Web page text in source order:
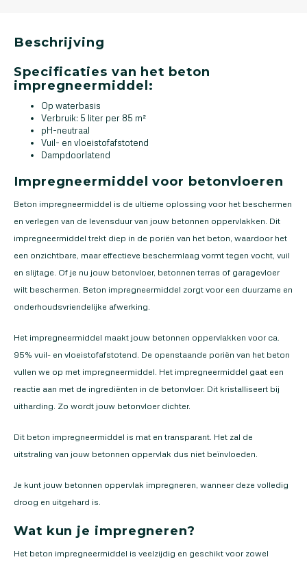
Beschrijving
Specificaties van het beton
impregneermiddel:
Op waterbasis
Verbruik: 5 liter per 85 m²
pH-neutraal
Vuil- en vloeistofafstotend
Dampdoorlatend
Impregneermiddel voor betonvloeren
Beton impregneermiddel is de ultieme oplossing voor het beschermen
en verlegen van de levensduur van jouw betonnen oppervlakken. Dit
impregneermiddel trekt diep in de poriën van het beton, waardoor het
een onzichtbare, maar effectieve beschermlaag vormt tegen vocht, vuil
en slijtage. Of je nu jouw betonvloer, betonnen terras of garagevloer
wilt beschermen. Beton impregneermiddel zorgt voor een duurzame en
onderhoudsvriendelijke afwerking.
Het impregneermiddel maakt jouw betonnen oppervlakken voor ca.
95% vuil- en vloeistofafstotend. De openstaande poriën van het beton
vullen we op met impregneermiddel. Het impregneermiddel gaat een
reactie aan met de ingrediënten in de betonvloer. Dit kristalliseert bij
uitharding. Zo wordt jouw betonvloer dichter.
Dit beton impregneermiddel is mat en transparant. Het zal de
uitstraling van jouw betonnen oppervlak dus niet beïnvloeden.
Je kunt jouw betonnen oppervlak impregneren, wanneer deze volledig
droog en uitgehard is.
Wat kun je impregneren?
Het beton impregneermiddel is veelzijdig en geschikt voor zowel